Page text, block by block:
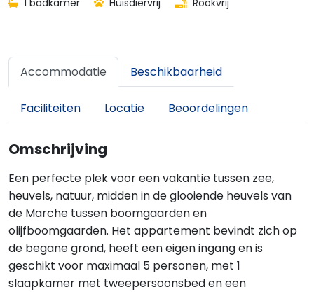
1 badkamer
Huisdiervrij Rookvrij
Accommodatie Beschikbaarheid
Faciliteiten Locatie Beoordelingen
Omschrijving
Een perfecte plek voor een vakantie tussen zee,
heuvels, natuur, midden in de glooiende heuvels van
de Marche tussen boomgaarden en
olijfboomgaarden. Het appartement bevindt zich op
de begane grond, heeft een eigen ingang en is
geschikt voor maximaal 5 personen, met 1
slaapkamer met tweepersoonsbed en een